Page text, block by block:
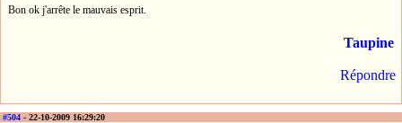
Bon ok j'arrête le mauvais esprit.
Taupine
Répondre
#504 - 22-10-2009 16:29:20